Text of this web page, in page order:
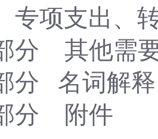
专项支出、
分
其他需
分
名词解释
分 附件